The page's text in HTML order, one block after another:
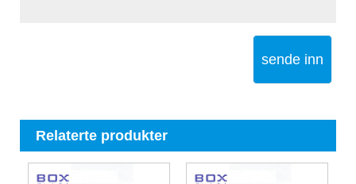
sende inn
Relaterte produkter